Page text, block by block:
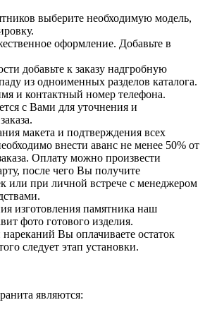
выберите необходимую модель,
оформление. Добавьте в
добавьте к заказу надгробную
из одноименных разделов каталога.
и контактный номер телефона.
с Вами для уточнения и
макета и подтверждения всех
внести аванс не менее 50% от
Оплату можно произвести
после чего Вы получите
или при личной встрече с менеджером
изготовления памятника наш
фото готового изделия.
Вы оплачиваете остаток
следует этап установки.
являются: